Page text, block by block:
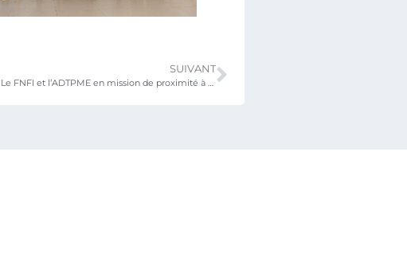
SUIVANT
Fête traditionnelle Evala : Le FNFI et l’ADTPME en mission de proximité à Kara